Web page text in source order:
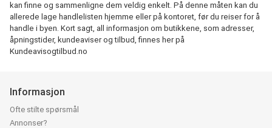
kan finne og sammenligne dem veldig enkelt. På denne måten kan du
allerede lage handlelisten hjemme eller på kontoret, før du reiser for å
handle i byen. Kort sagt, all informasjon om butikkene, som adresser,
åpningstider, kundeaviser og tilbud, finnes her på
Kundeavisogtilbud.no
Informasjon
Ofte stilte spørsmål
Annonser?